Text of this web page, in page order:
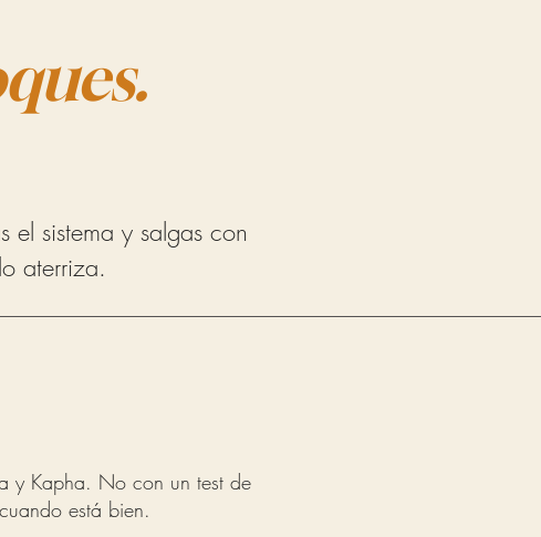
el sistema y salgas con
aterriza.
y Kapha. No con un test de
está bien.